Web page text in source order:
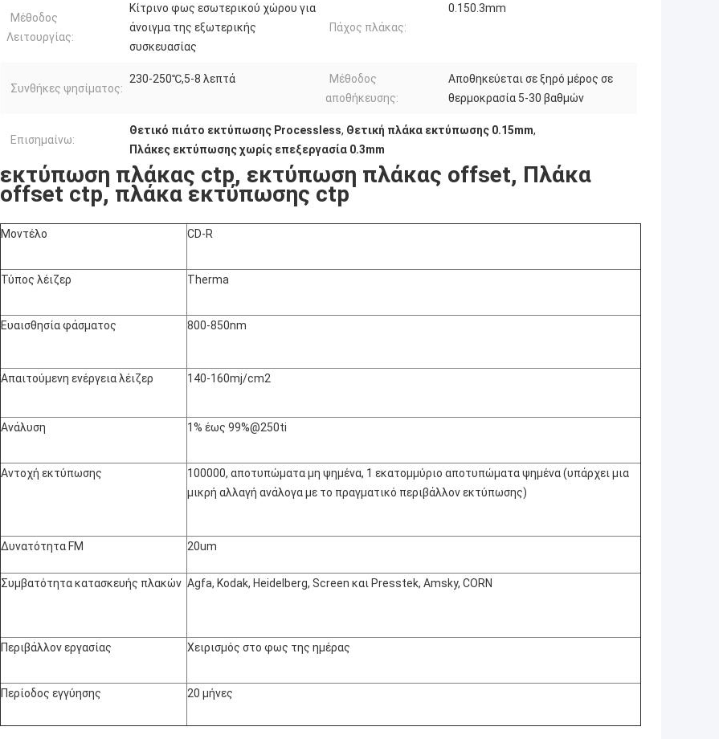
Μέθοδος
Λειτουργίας:
Κίτρινο φως εσωτερικού χώρου για
άνοιγμα της εξωτερικής
συσκευασίας
Πάχος πλάκας:
0.150.3mm
Συνθήκες ψησίματος:
230-250℃,5-8 λεπτά
Μέθοδος
αποθήκευσης:
Αποθηκεύεται σε ξηρό μέρος σε
θερμοκρασία 5-30 βαθμών
Επισημαίνω:
Θετικό πιάτο εκτύπωσης Processless, Θετική πλάκα εκτύπωσης 0.15mm,
Πλάκες εκτύπωσης χωρίς επεξεργασία 0.3mm
εκτύπωση πλάκας ctp, εκτύπωση πλάκας offset, Πλάκα
offset ctp, πλάκα εκτύπωσης ctp
Μοντέλο CD-R
Τύπος λέιζερ Therma
Ευαισθησία φάσματος 800-850nm
Απαιτούμενη ενέργεια λέιζερ 140-160mj/cm2
Ανάλυση 1% έως 99%@250ti
Αντοχή εκτύπωσης
100000, αποτυπώματα μη ψημένα, 1 εκατομμύριο αποτυπώματα ψημένα (υπάρχει μια
μικρή αλλαγή ανάλογα με το πραγματικό περιβάλλον εκτύπωσης)
Δυνατότητα FM 20um
Συμβατότητα κατασκευής πλακών Agfa, Kodak, Heidelberg, Screen και Presstek, Amsky, CORN
Περιβάλλον εργασίας Χειρισμός στο φως της ημέρας
Περίοδος εγγύησης 20 μήνες